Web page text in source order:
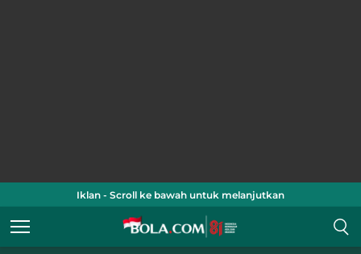
Iklan - Scroll ke bawah untuk melanjutkan